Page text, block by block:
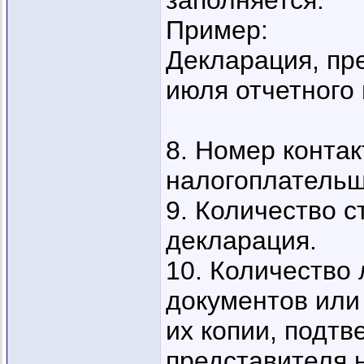
Пример:
Декларация,
июля отчетного
8. Номер
9. Количество
декларация.
10.
документов
их копии,